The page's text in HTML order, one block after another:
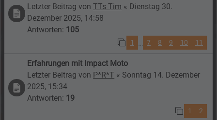
Letzter Beitrag vonTTs Tim « Dienstag 30.
Dezember 2025, 14:58
Antworten: 105
1 … 7 8 9 10 11
Erfahrungen mit Impact Moto
Letzter Beitrag von P*R*T « Sonntag 14. Dezember
2025, 15:34
Antworten: 19
1 2